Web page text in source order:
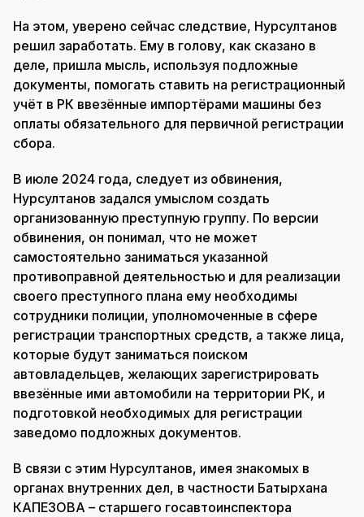
На этом, уверено сейчас следствие, Нурсултанов
решил заработать. Ему в голову, как сказано в
деле, пришла мысль, используя подложные
документы, помогать ставить на регистрационный
учёт в РК ввезённые импортёрами машины без
оплаты обязательного для первичной регистрации
сбора.
В июле 2024 года, следует из обвинения,
Нурсултанов задался умыслом создать
организованную преступную группу. По версии
обвинения, он понимал, что не может
самостоятельно заниматься указанной
противоправной деятельностью и для реализации
своего преступного плана ему необходимы
сотрудники полиции, уполномоченные в сфере
регистрации транспортных средств, а также лица,
которые будут заниматься поиском
автовладельцев, желающих зарегистрировать
ввезённые ими автомобили на территории РК, и
подготовкой необходимых для регистрации
заведомо подложных документов.
В связи с этим Нурсултанов, имея знакомых в
органах внутренних дел, в частности Батырхана
КАПЕЗОВА – старшего госавтоинспектора